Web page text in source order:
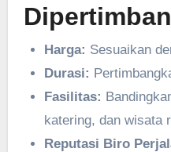
Harga: Sesuaikan
Durasi:
Fasilitas:
katering, dan wisata
Reputasi Biro